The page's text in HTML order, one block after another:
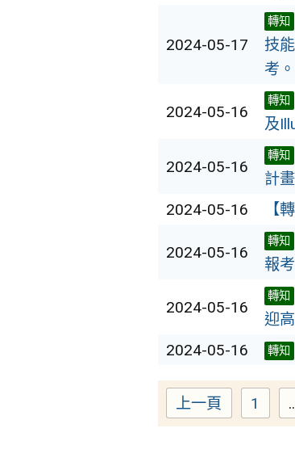
2024-05-17
轉知
技
考。
2024-05-16
轉知
及
2024-05-16
轉知
計畫
2024-05-16 【
2024-05-16
轉知
報考
2024-05-16
轉知
迎
2024-05-16 轉知
上一頁 Page
1